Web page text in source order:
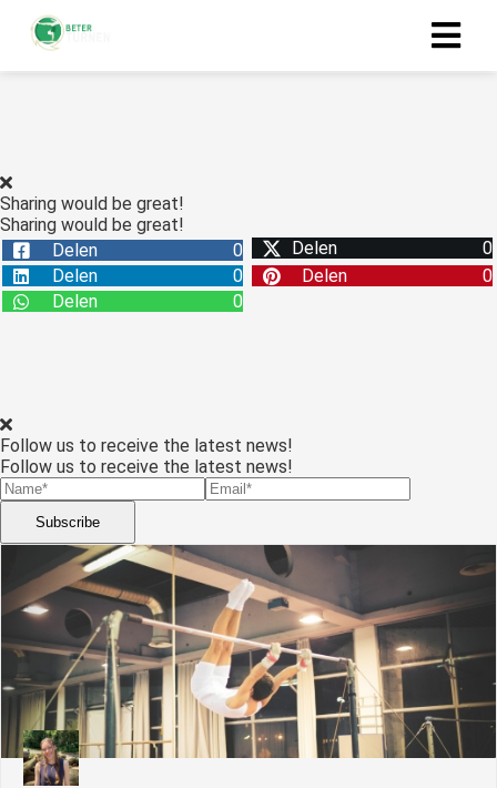
Sharing would be great!
Sharing would be great!
Delen
0 Delen
0
Delen
0 Delen
0
Delen
0
Follow us to receive the latest news!
Follow us to receive the latest news!
Subscribe